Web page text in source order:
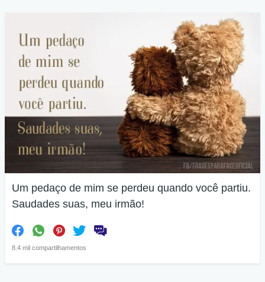
Um pedaço de mim se perdeu quando você partiu.
Saudades suas, meu irmão!
8.4 mil compartilhamentos